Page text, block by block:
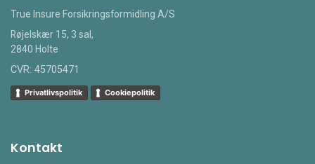
True Insure Forsikringsformidling A/S
Røjelskær 15, 3 sal,
2840 Holte
CVR: 45705471
Privatlivspolitik Cookiepolitik
Kontakt